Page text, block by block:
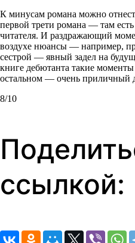
К минусам романа можно
первой трети романа — там
читателя. И раздражающий
воздухе нюансы — например,
сестрой — явный задел на
книге дебютанта такие
остальном — очень приличный
8/10
ссылкой: